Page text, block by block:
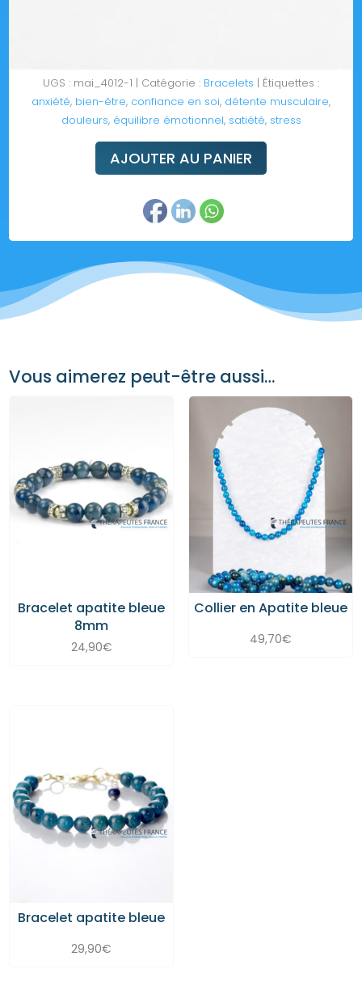
UGS : mai_4012-1 Catégorie : Bracelets
Étiquettes :
anxiété, bien-être, confiance en soi, détente musculaire,
douleurs, équilibre émotionnel, satiété, stress
AJOUTER AU PANIER
Vous aimerez peut-être aussi…
Bracelet apatite bleue
8mm
24,90€
Collier en Apatite bleue
49,70€
Bracelet apatite bleue
29,90€